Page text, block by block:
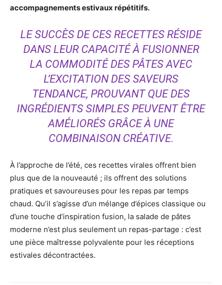
accompagnements estivaux répétitifs.
LE SUCCÈS DE CES RECETTES RÉSIDE
DANS LEUR CAPACITÉ À FUSIONNER
LA COMMODITÉ DES PÂTES AVEC
L’EXCITATION DES SAVEURS
TENDANCE, PROUVANT QUE DES
INGRÉDIENTS SIMPLES PEUVENT ÊTRE
AMÉLIORÉS GRÂCE À UNE
COMBINAISON CRÉATIVE.
À l’approche de l’été, ces recettes virales offrent bien
plus que de la nouveauté ; ils offrent des solutions
pratiques et savoureuses pour les repas par temps
chaud. Qu’il s’agisse d’un mélange d’épices classique ou
d’une touche d’inspiration fusion, la salade de pâtes
moderne n’est plus seulement un repas-partage : c’est
une pièce maîtresse polyvalente pour les réceptions
estivales décontractées.